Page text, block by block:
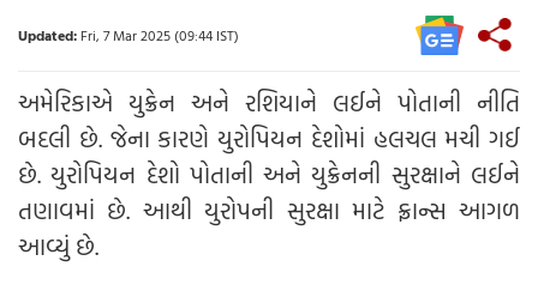
Updated: Fri, 7 Mar 2025 (09:44 IST)
અમેરિકાએ યુક્રેન અને રશિયાને લઈને પોતાની નીતિ
બદલી છે. જેના કારણે યુરોપિયન દેશોમાં હલચલ મચી ગઈ
છે. યુરોપિયન દેશો પોતાની અને યુક્રેનની સુરક્ષાને લઈને
તણાવમાં છે. આથી યુરોપની સુરક્ષા માટે ફ્રાન્સ આગળ
આવ્યું છે.